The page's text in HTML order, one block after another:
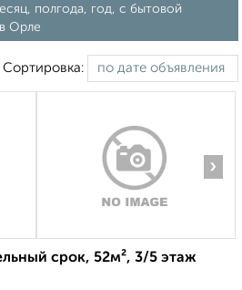
полгода, год, с бытовой
Орле
Сортировка:
›
срок, 52м², 3/5 этаж